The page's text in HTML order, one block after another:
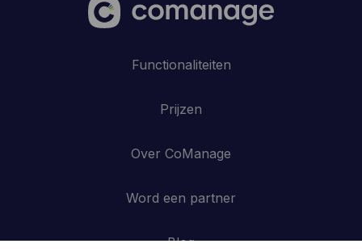
Functionaliteiten
Prijzen
Over CoManage
Word een partner
Blog